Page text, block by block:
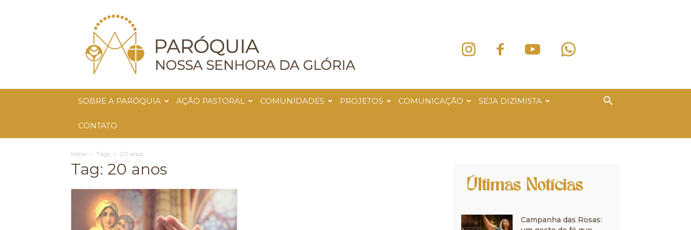
Paróquia
Nossa
Senhora
da
Glória
SOBRE A PARÓQUIA AÇÃO PASTORAL COMUNIDADES PROJETOS COMUNICAÇÃO SEJA DIZIMISTA
CONTATO
Início Tags 20 anos
Tag: 20 anos
Últimas Notícias
Campanha das Rosas: